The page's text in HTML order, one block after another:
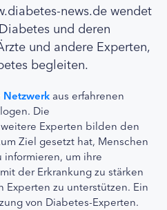
news.de wendet
und deren
und andere Experten,
begleiten.
Netzwerk aus erfahrenen
Die
Experten bilden den
Ziel gesetzt hat, Menschen
informieren, um ihre
der Erkrankung zu stärken
Experten zu unterstützen. Ein
von Diabetes-Experten.